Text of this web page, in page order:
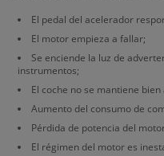
El pedal del acelerador
El motor empieza a fallar;
Se enciende la luz de
instrumentos;
El coche no se mantiene
Aumento del consumo de
Pérdida de potencia del
El régimen del motor es